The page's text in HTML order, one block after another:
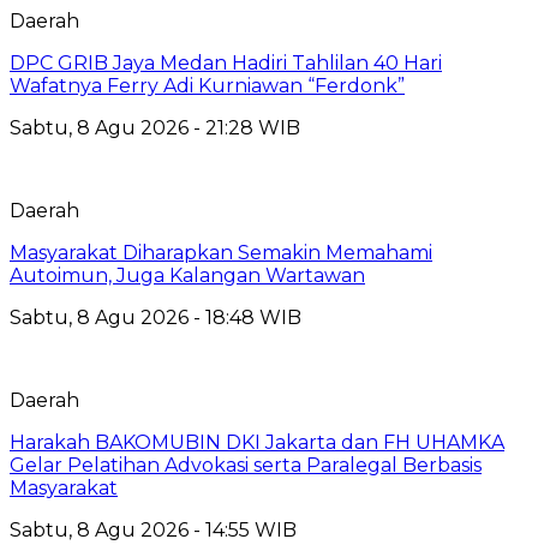
Daerah
DPC GRIB Jaya Medan Hadiri Tahlilan 40 Hari
Wafatnya Ferry Adi Kurniawan “Ferdonk”
Sabtu, 8 Agu 2026 - 21:28 WIB
Daerah
Masyarakat Diharapkan Semakin Memahami
Autoimun, Juga Kalangan Wartawan
Sabtu, 8 Agu 2026 - 18:48 WIB
Daerah
Harakah BAKOMUBIN DKI Jakarta dan FH UHAMKA
Gelar Pelatihan Advokasi serta Paralegal Berbasis
Masyarakat
Sabtu, 8 Agu 2026 - 14:55 WIB